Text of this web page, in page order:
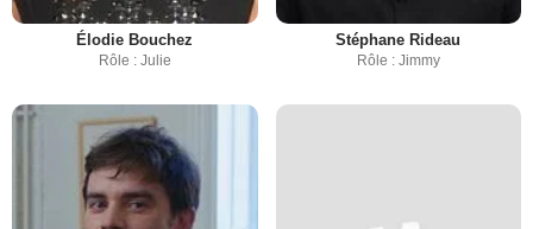
Élodie Bouchez
Rôle : Julie
Stéphane Rideau
Rôle : Jimmy